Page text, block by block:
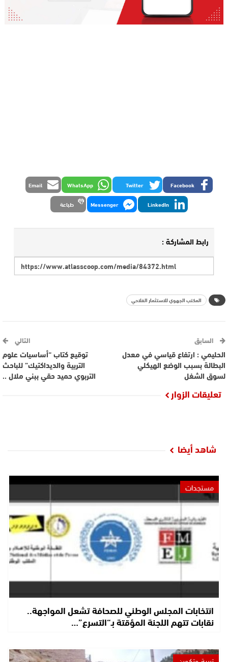
Facebook
Twitter
WhatsApp
Email
LinkedIn
Messenger طباعة
رابط المشاركة :
المكتب الجهوي للاستثمار الفلاحي
السابق
الحليمي : ارتفاع قياسي في معدل
البطالة بسبب الوضع الهيكلي
لسوق الشغل
التالي
توقيع كتاب “أساسيات علوم
التربية والديداكتيك” للباحث
التربوي حميد حقي ببني ملال ..
تعليقات الزوار
شاهد أيضا
مستجدات
انتخابات المجلس الوطني للصحافة تشعل المواجهة..
نقابات تتهم اللجنة المؤقتة بـ“التسرع”…